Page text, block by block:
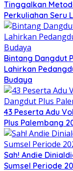
Tinggalkan
Perkuliahan Seru
Bintang Dangdut
Lahirkan
Budaya
43 Peserta Adu
Plus Palembang
Sah! Andie
Sumsel Periode